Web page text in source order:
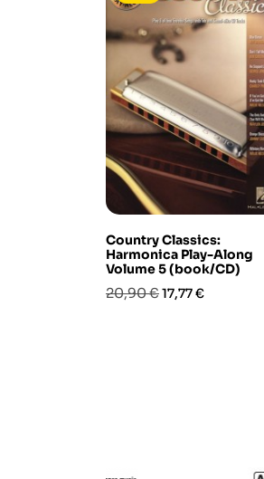
Country Classics:
Harmonica Play-Along
Volume 5 (book/CD)
Prezzo
20,90 €Prezzo
17,77 €